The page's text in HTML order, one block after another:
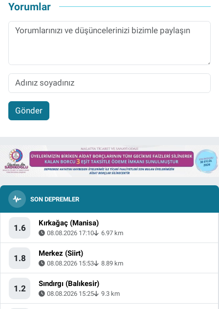
Yorumlar
Gönder
SON DEPREMLER
1.6 Kırkağaç (Manisa)
08.08.2026 17:10 6.97 km
1.8 Merkez (Siirt)
08.08.2026 15:53 8.89 km
1.2 Sındırgı (Balıkesir)
08.08.2026 15:25 9.3 km